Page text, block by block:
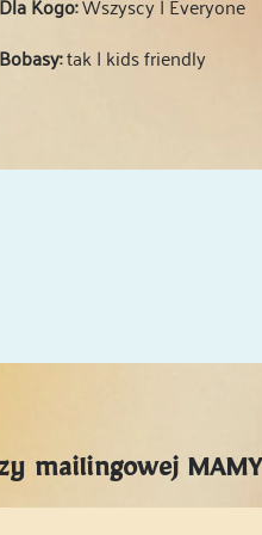
Bobasy:tak | kids friendly
mailingowej MAMY